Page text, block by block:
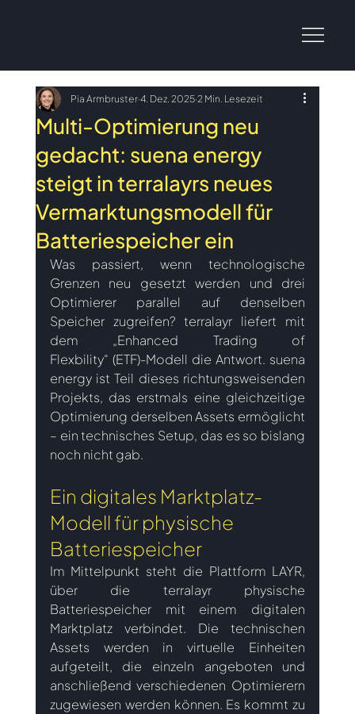
Multi-Optimierung neu
gedacht: suena energy
steigt in terralayrs neues
Vermarktungsmodell für
Batteriespeicher ein
Pia Armbruster 4. Dez. 2025 2 Min. Lesezeit
Was passiert, wenn technologische
Grenzen neu gesetzt werden und drei
Optimierer parallel auf denselben
Speicher zugreifen? terralayr liefert mit
dem „Enhanced Trading of
Flexbility“ (ETF)-Modell die Antwort. suena
energy ist Teil dieses richtungsweisenden
Projekts, das erstmals eine gleichzeitige
Optimierung derselben Assets ermöglicht
– ein technisches Setup, das es so bislang
noch nicht gab.
Ein digitales Marktplatz-
Modell für physische
Batteriespeicher
Im Mittelpunkt steht die Plattform LAYR,
über die terralayr physische
Batteriespeicher mit einem digitalen
Marktplatz verbindet. Die technischen
Assets werden in virtuelle Einheiten
aufgeteilt, die einzeln angeboten und
anschließend verschiedenen Optimierern
zugewiesen werden können. Es kommt zu